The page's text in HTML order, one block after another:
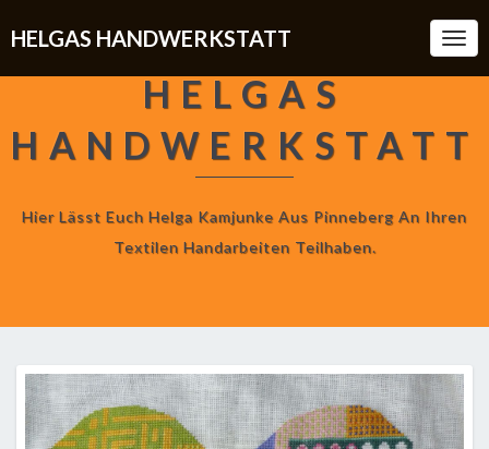
HELGAS HANDWERKSTATT
HELGAS
HANDWERKSTATT
Hier Lässt Euch Helga Kamjunke Aus Pinneberg An Ihren
Textilen Handarbeiten Teilhaben.